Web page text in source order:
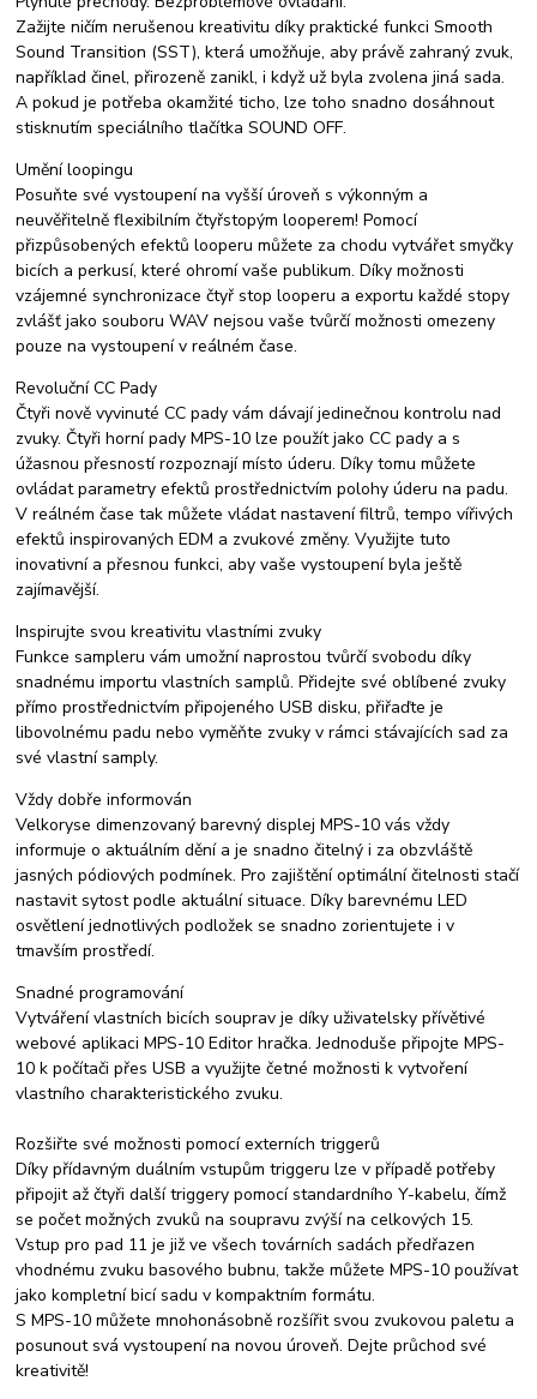
Zažijte ničím nerušenou kreativitu díky praktické funkci Smooth
Sound Transition (SST), která umožňuje, aby právě zahraný zvuk,
například činel, přirozeně zanikl, i když už byla zvolena jiná sada.
A pokud je potřeba okamžité ticho, lze toho snadno dosáhnout
stisknutím speciálního tlačítka SOUND OFF.
Umění loopingu
Posuňte své vystoupení na vyšší úroveň s výkonným a
neuvěřitelně flexibilním čtyřstopým looperem! Pomocí
přizpůsobených efektů looperu můžete za chodu vytvářet smyčky
bicích a perkusí, které ohromí vaše publikum. Díky možnosti
vzájemné synchronizace čtyř stop looperu a exportu každé stopy
zvlášť jako souboru WAV nejsou vaše tvůrčí možnosti omezeny
pouze na vystoupení v reálném čase.
Revoluční CC Pady
Čtyři nově vyvinuté CC pady vám dávají jedinečnou kontrolu nad
zvuky. Čtyři horní pady MPS-10 lze použít jako CC pady a s
úžasnou přesností rozpoznají místo úderu. Díky tomu můžete
ovládat parametry efektů prostřednictvím polohy úderu na padu.
V reálném čase tak můžete vládat nastavení filtrů, tempo vířivých
efektů inspirovaných EDM a zvukové změny. Využijte tuto
inovativní a přesnou funkci, aby vaše vystoupení byla ještě
zajímavější.
Inspirujte svou kreativitu vlastními zvuky
Funkce sampleru vám umožní naprostou tvůrčí svobodu díky
snadnému importu vlastních samplů. Přidejte své oblíbené zvuky
přímo prostřednictvím připojeného USB disku, přiřaďte je
libovolnému padu nebo vyměňte zvuky v rámci stávajících sad za
své vlastní samply.
Vždy dobře informován
Velkoryse dimenzovaný barevný displej MPS-10 vás vždy
informuje o aktuálním dění a je snadno čitelný i za obzvláště
jasných pódiových podmínek. Pro zajištění optimální čitelnosti stačí
nastavit sytost podle aktuální situace. Díky barevnému LED
osvětlení jednotlivých podložek se snadno zorientujete i v
tmavším prostředí.
Snadné programování
Vytváření vlastních bicích souprav je díky uživatelsky přívětivé
webové aplikaci MPS-10 Editor hračka. Jednoduše připojte MPS-
10 k počítači přes USB a využijte četné možnosti k vytvoření
vlastního charakteristického zvuku.
Rozšiřte své možnosti pomocí externích triggerů
Díky přídavným duálním vstupům triggeru lze v případě potřeby
připojit až čtyři další triggery pomocí standardního Y-kabelu, čímž
se počet možných zvuků na soupravu zvýší na celkových 15.
Vstup pro pad 11 je již ve všech továrních sadách předřazen
vhodnému zvuku basového bubnu, takže můžete MPS-10 používat
jako kompletní bicí sadu v kompaktním formátu.
S MPS-10 můžete mnohonásobně rozšířit svou zvukovou paletu a
posunout svá vystoupení na novou úroveň. Dejte průchod své
kreativitě!